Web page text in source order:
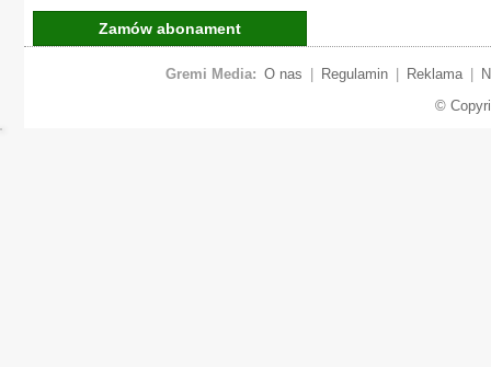
Zamów abonament
Gremi Media: O nas Regulamin Reklama
©